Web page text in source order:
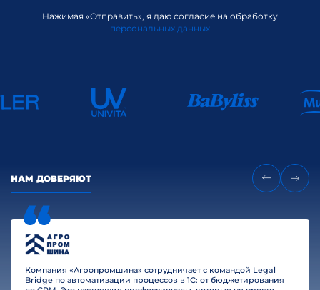
Нажимая «Отправить», я даю согласие на обработку
персональных данных
НАМ ДОВЕРЯЮТ
Компания «Агропромшина» сотрудничает с командой Legal
Bridge по автоматизации процессов в 1С: от бюджетирования